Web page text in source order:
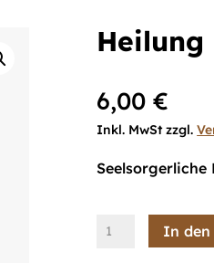
Heilung
6,00€
Inkl. MwSt zzgl.
Heilung
In den